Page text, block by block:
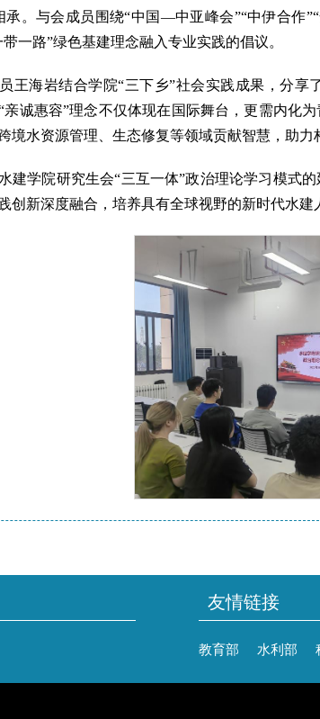
承。与会成员围绕“中国—中亚峰会”“中伊合作
一路”绿色基建理念融入专业实践的倡议。
王海岩结合学院“三下乡”社会实践成果，分
亲诚惠容”理念不仅体现在国际舞台，更需内化
境水资源管理、生态修复等领域贡献智慧，助力
建学院研究生会“三互一体”政治理论学习模式
创新深度融合，培养具有全球视野的新时代水建
友情链接
教育部 水利部